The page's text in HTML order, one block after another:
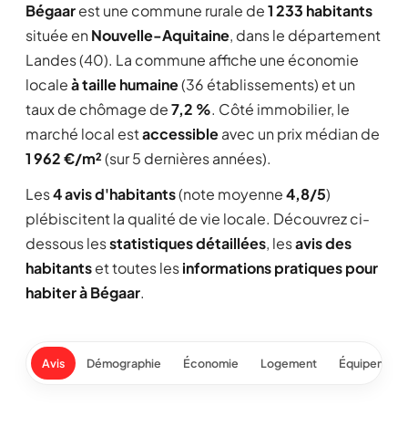
Bégaarest une commune rurale de1 233 habitants
située en Nouvelle-Aquitaine, dans le département
Landes (40). La commune affiche une économie
localeà taille humaine(36 établissements) et un
taux de chômage de7,2 %. Côté immobilier, le
marché local estaccessibleavec un prix médian de
1 962 €/m²(sur 5 dernières années).
Les4 avis d'habitants(note moyenne4,8/5)
plébiscitent la qualité de vie locale. Découvrez ci-
dessous lesstatistiques détaillées, lesavis des
habitantset toutes lesinformations pratiques pour
habiter à Bégaar.
Avis Démographie Économie Logement